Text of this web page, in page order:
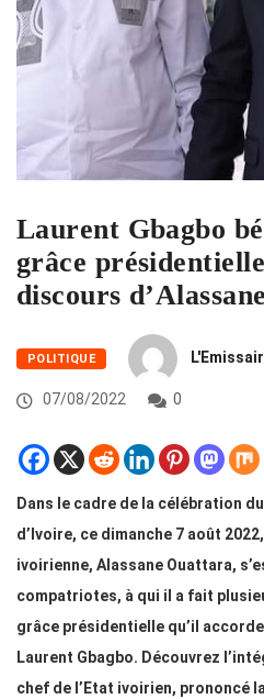
Laurent Gbagbo
grâce
discours
POLITIQUE
07/08/2022 0
Dans le cadre de la célébration
d’Ivoire, ce dimanche 7 août
ivoirienne, Alassane Ouattara,
compatriotes, à qui il a fait
grâce présidentielle qu’il
Laurent Gbagbo. Découvrez
chef de l’Etat ivoirien, prononcé